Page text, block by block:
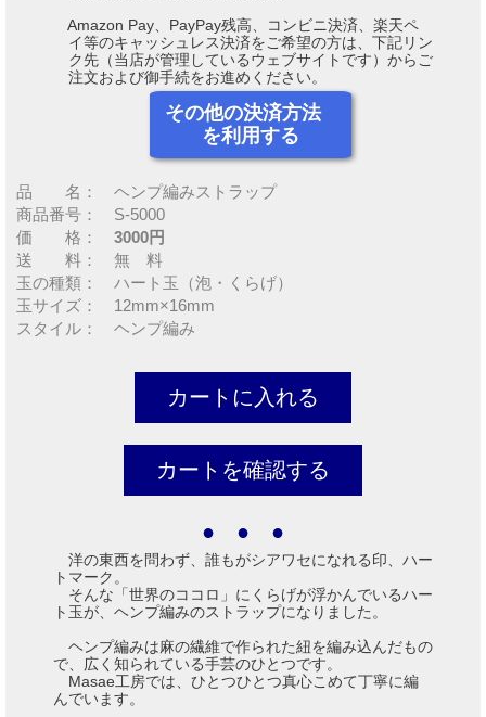
Amazon Pay、PayPay残高、コンビニ決済、楽天ペ
イ等のキャッシュレス決済をご希望の方は、下記リン
ク先（当店が管理しているウェブサイトです）からご
注文および御手続をお進めください。
その他の決済方法
を利用する
品 名： ヘンプ編みストラップ
商品番号： S-5000
価 格： 3000円
送 料： 無 料
玉の種類： ハート玉（泡・くらげ）
玉サイズ： 12mm×16mm
スタイル： ヘンプ編み
● ● ●
洋の東西を問わず、誰もがシアワセになれる印、ハー
トマーク。
そんな「世界のココロ」にくらげが浮かんでいるハー
ト玉が、ヘンプ編みのストラップになりました。
ヘンプ編みは麻の繊維で作られた紐を編み込んだもの
で、広く知られている手芸のひとつです。
Masae工房では、ひとつひとつ真心こめて丁寧に編
んでいます。